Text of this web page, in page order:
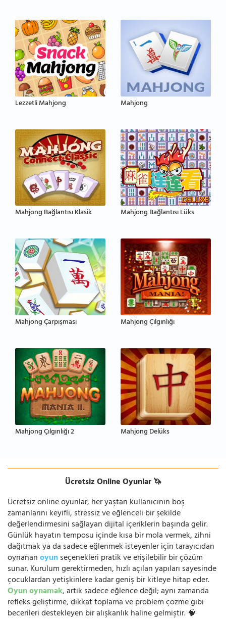
Lezzetli Mahjong Mahjong
Mahjong Bağlantısı Klasik Mahjong Bağlantısı Lüks
Mahjong Çarpışması Mahjong Çılgınlığı
Mahjong Çılgınlığı 2 Mahjong Delüks
Ücretsiz Online Oyunlar 🦄
Ücretsiz online oyunlar, her yaştan kullanıcının boş
zamanlarını keyifli, stressiz ve eğlenceli bir şekilde
değerlendirmesini sağlayan dijital içeriklerin başında gelir.
Günlük hayatın temposu içinde kısa bir mola vermek, zihni
dağıtmak ya da sadece eğlenmek isteyenler için tarayıcıdan
oynananoyunseçenekleri pratik ve erişilebilir bir çözüm
sunar. Kurulum gerektirmeden, hızlı açılan yapıları sayesinde
çocuklardan yetişkinlere kadar geniş bir kitleye hitap eder.
Oyun oynamak, artık sadece eğlence değil; aynı zamanda
refleks geliştirme, dikkat toplama ve problem çözme gibi
becerileri destekleyen bir alışkanlık haline gelmiştir. 🧠